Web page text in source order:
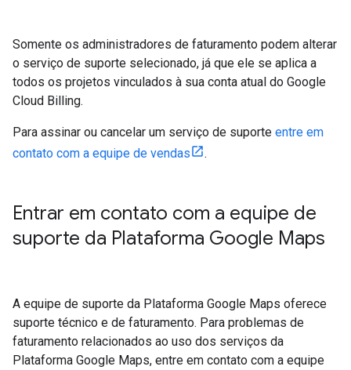
Somente os administradores de faturamento podem alterar
o serviço de suporte selecionado, já que ele se aplica a
todos os projetos vinculados à sua conta atual do Google
Cloud Billing.
Para assinar ou cancelar um serviço de suporte entre em
contato com a equipe de vendas
.
Entrar em contato com a equipe de
suporte da Plataforma Google Maps
A equipe de suporte da Plataforma Google Maps oferece
suporte técnico e de faturamento. Para problemas de
faturamento relacionados ao uso dos serviços da
Plataforma Google Maps, entre em contato com a equipe